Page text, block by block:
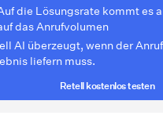
die Lösungsrate kommt es
das Anrufvolumen
AI überzeugt, wenn der
liefern muss.
Retell kostenlos testen